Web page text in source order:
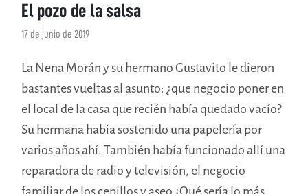
El pozo de la salsa
17 de junio de 2019
La Nena Morán y su hermano Gustavito le dieron
bastantes vueltas al asunto: ¿que negocio poner en
el local de la casa que recién había quedado vacío?
Su hermana había sostenido una papelería por
varios años ahí. También había funcionado allí una
reparadora de radio y televisión, el negocio